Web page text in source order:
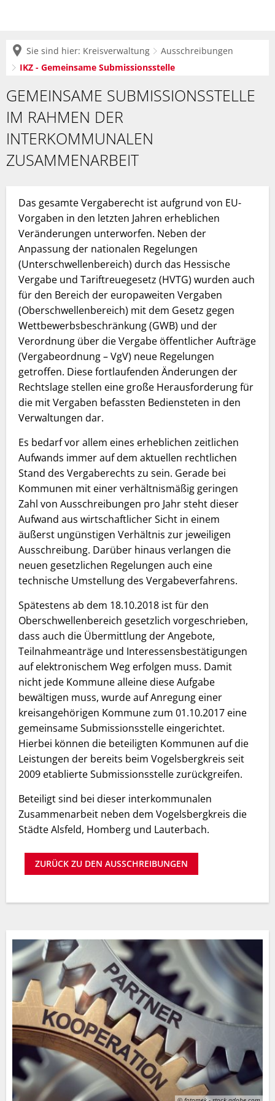
Sie sind hier: Kreisverwaltung
Ausschreibungen
IKZ - Gemeinsame Submissionsstelle
IKZ
Gemeinsame
Submissionsstelle
GEMEINSAME SUBMISSIONSSTELLE
IM RAHMEN DER
INTERKOMMUNALEN
ZUSAMMENARBEIT
Das gesamte Vergaberecht ist aufgrund von EU-
Vorgaben in den letzten Jahren erheblichen
Veränderungen unterworfen. Neben der
Anpassung der nationalen Regelungen
(Unterschwellenbereich) durch das Hessische
Vergabe und Tariftreuegesetz (HVTG) wurden auch
für den Bereich der europaweiten Vergaben
(Oberschwellenbereich) mit dem Gesetz gegen
Wettbewerbsbeschränkung (GWB) und der
Verordnung über die Vergabe öffentlicher Aufträge
(Vergabeordnung – VgV) neue Regelungen
getroffen. Diese fortlaufenden Änderungen der
Rechtslage stellen eine große Herausforderung für
die mit Vergaben befassten Bediensteten in den
Verwaltungen dar.
Es bedarf vor allem eines erheblichen zeitlichen
Aufwands immer auf dem aktuellen rechtlichen
Stand des Vergaberechts zu sein. Gerade bei
Kommunen mit einer verhältnismäßig geringen
Zahl von Ausschreibungen pro Jahr steht dieser
Aufwand aus wirtschaftlicher Sicht in einem
äußerst ungünstigen Verhältnis zur jeweiligen
Ausschreibung. Darüber hinaus verlangen die
neuen gesetzlichen Regelungen auch eine
technische Umstellung des Vergabeverfahrens.
Spätestens ab dem 18.10.2018 ist für den
Oberschwellenbereich gesetzlich vorgeschrieben,
dass auch die Übermittlung der Angebote,
Teilnahmeanträge und Interessensbestätigungen
auf elektronischem Weg erfolgen muss. Damit
nicht jede Kommune alleine diese Aufgabe
bewältigen muss, wurde auf Anregung einer
kreisangehörigen Kommune zum 01.10.2017 eine
gemeinsame Submissionsstelle eingerichtet.
Hierbei können die beteiligten Kommunen auf die
Leistungen der bereits beim Vogelsbergkreis seit
2009 etablierte Submissionsstelle zurückgreifen.
Beteiligt sind bei dieser interkommunalen
Zusammenarbeit neben dem Vogelsbergkreis die
Städte Alsfeld, Homberg und Lauterbach.
ZURÜCK ZU DEN AUSSCHREIBUNGEN